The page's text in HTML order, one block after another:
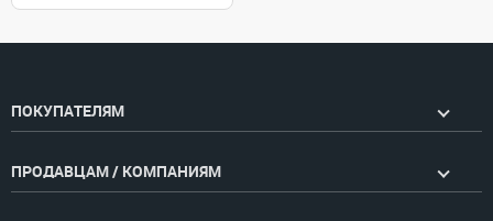
ПОКУПАТЕЛЯМ
ПРОДАВЦАМ / КОМПАНИЯМ